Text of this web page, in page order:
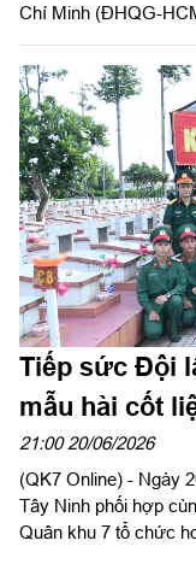
Chí Minh (ĐHQG-
Cục Chính trị, Phó
chỉ đạo.
Tiếp sức Đội
mẫu hài cốt
21:00 20/06/2026
(QK7 Online) - Ngày
Tây Ninh phối hợp
Quân khu 7 tổ chức